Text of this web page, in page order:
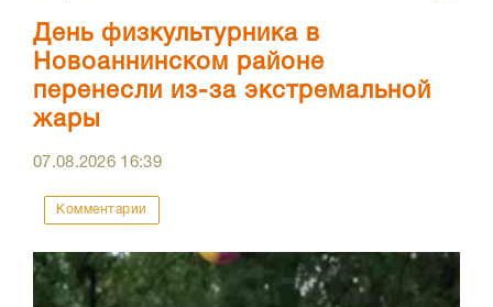
День физкультурника в
Новоаннинском районе
перенесли из-за экстремальной
жары
07.08.2026 16:39
Комментарии